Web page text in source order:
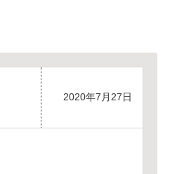
2020年7月27日